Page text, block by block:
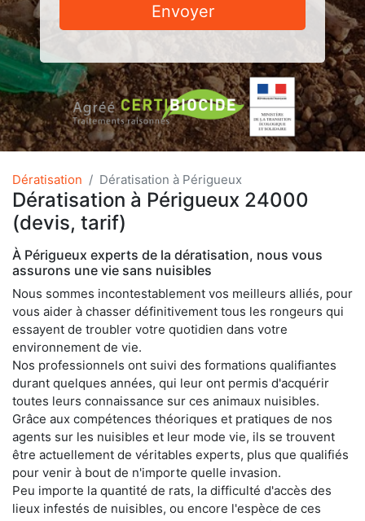
Envoyer
Dératisation Dératisation à Périgueux
Dératisation à Périgueux 24000
(devis, tarif)
À Périgueux experts de la dératisation, nous vous
assurons une vie sans nuisibles
Nous sommes incontestablement vos meilleurs alliés, pour
vous aider à chasser définitivement tous les rongeurs qui
essayent de troubler votre quotidien dans votre
environnement de vie.
Nos professionnels ont suivi des formations qualifiantes
durant quelques années, qui leur ont permis d'acquérir
toutes leurs connaissance sur ces animaux nuisibles.
Grâce aux compétences théoriques et pratiques de nos
agents sur les nuisibles et leur mode vie, ils se trouvent
être actuellement de véritables experts, plus que qualifiés
pour venir à bout de n'importe quelle invasion.
Peu importe la quantité de rats, la difficulté d'accès des
lieux infestés de nuisibles, ou encore l'espèce de ces